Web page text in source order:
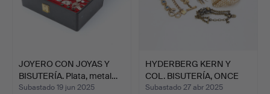
JOYERO CON JOYAS Y
BISUTERÍA. Plata, metal…
Subastado 19 jun 2025
HYDERBERG KERN Y
COL. BISUTERÍA, ONCE
PIEZ…
Subastado 27 abr 2025